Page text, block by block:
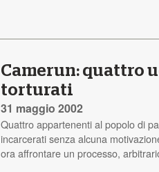
Camerun: quattro
torturati
31 maggio 2002
Quattro appartenenti al popolo di
incarcerati senza alcuna
ora affrontare un processo,